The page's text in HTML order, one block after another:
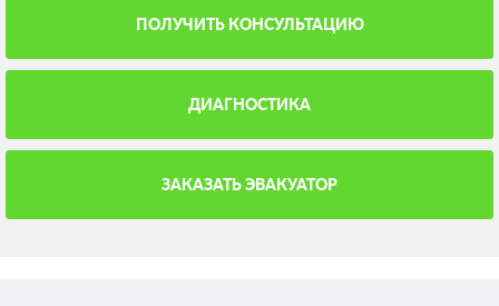
ПОЛУЧИТЬ КОНСУЛЬТАЦИЮ
ДИАГНОСТИКА
ЗАКАЗАТЬ ЭВАКУАТОР